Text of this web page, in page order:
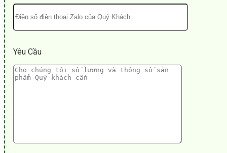
Yêu Cầu